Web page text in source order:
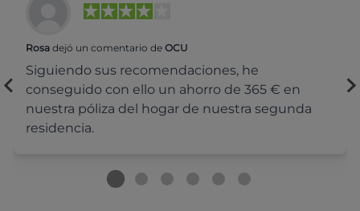
Rosa dejó un comentario de OCU
Siguiendo sus recomendaciones, he
conseguido con ello un ahorro de 365 € en
nuestra póliza del hogar de nuestra segunda
residencia.